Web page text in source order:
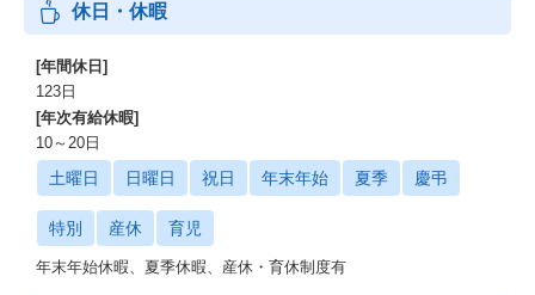
休日・休暇
[年間休日]
123日
[年次有給休暇]
10～20日
土曜日 日曜日 祝日 年末年始 夏季 慶弔
特別 産休 育児
年末年始休暇、夏季休暇、産休・育休制度有